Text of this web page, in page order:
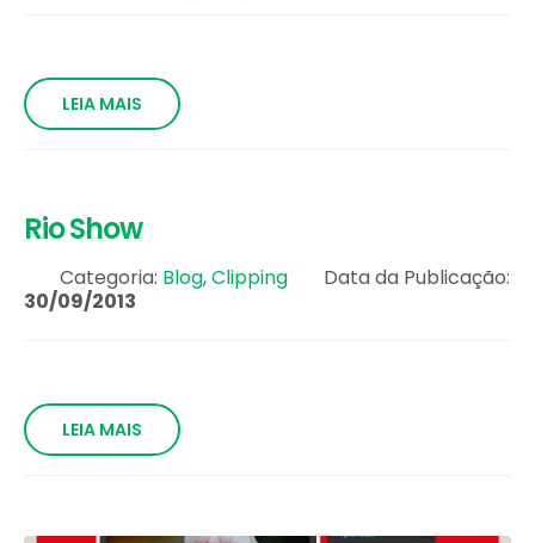
LEIA MAIS
Rio Show
Categoria: Blog,Clipping
Data da Publicação:
30/09/2013
LEIA MAIS